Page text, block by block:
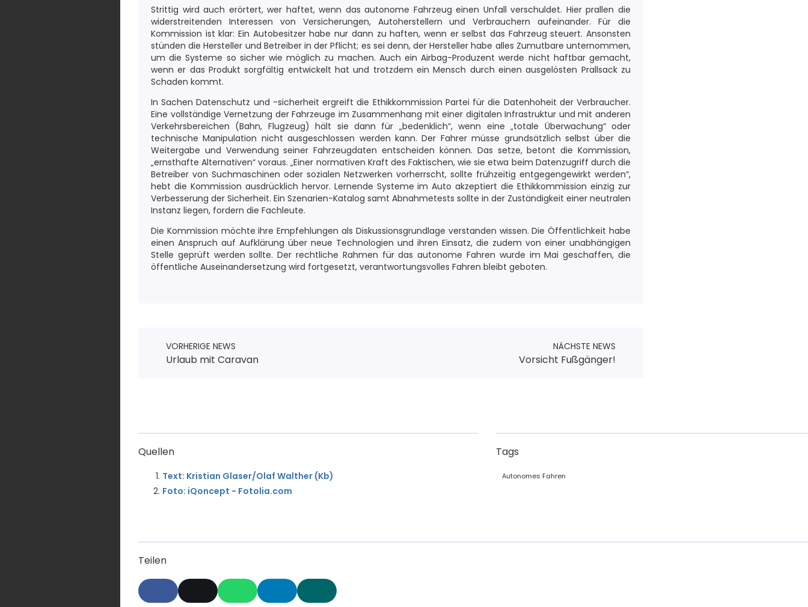
Strittig wird auch erörtert, wer haftet, wenn das autonome Fahrzeug einen Unfall verschuldet. Hier prallen die
widerstreitenden Interessen von Versicherungen, Autoherstellern und Verbrauchern aufeinander. Für die
Kommission ist klar: Ein Autobesitzer habe nur dann zu haften, wenn er selbst das Fahrzeug steuert. Ansonsten
stünden die Hersteller und Betreiber in der Pflicht; es sei denn, der Hersteller habe alles Zumutbare unternommen,
um die Systeme so sicher wie möglich zu machen. Auch ein Airbag-Produzent werde nicht haftbar gemacht,
wenn er das Produkt sorgfältig entwickelt hat und trotzdem ein Mensch durch einen ausgelösten Prallsack zu
Schaden kommt.
In Sachen Datenschutz und -sicherheit ergreift die Ethikkommission Partei für die Datenhoheit der Verbraucher.
Eine vollständige Vernetzung der Fahrzeuge im Zusammenhang mit einer digitalen Infrastruktur und mit anderen
Verkehrsbereichen (Bahn, Flugzeug) hält sie dann für „bedenklich“, wenn eine „totale Überwachung“ oder
technische Manipulation nicht ausgeschlossen werden kann. Der Fahrer müsse grundsätzlich selbst über die
Weitergabe und Verwendung seiner Fahrzeugdaten entscheiden können. Das setze, betont die Kommission,
„ernsthafte Alternativen“ voraus. „Einer normativen Kraft des Faktischen, wie sie etwa beim Datenzugriff durch die
Betreiber von Suchmaschinen oder sozialen Netzwerken vorherrscht, sollte frühzeitig entgegengewirkt werden“,
hebt die Kommission ausdrücklich hervor. Lernende Systeme im Auto akzeptiert die Ethikkommission einzig zur
Verbesserung der Sicherheit. Ein Szenarien-Katalog samt Abnahmetests sollte in der Zuständigkeit einer neutralen
Instanz liegen, fordern die Fachleute.
Die Kommission möchte ihre Empfehlungen als Diskussionsgrundlage verstanden wissen. Die Öffentlichkeit habe
einen Anspruch auf Aufklärung über neue Technologien und ihren Einsatz, die zudem von einer unabhängigen
Stelle geprüft werden sollte. Der rechtliche Rahmen für das autonome Fahren wurde im Mai geschaffen, die
öffentliche Auseinandersetzung wird fortgesetzt, verantwortungsvolles Fahren bleibt geboten.
VORHERIGE NEWS
Urlaub mit Caravan
NÄCHSTE NEWS
Vorsicht Fußgänger!
Quellen
Text: Kristian Glaser/Olaf Walther (Kb)
Foto: iQoncept - Fotolia.com
Tags
Autonomes Fahren
Teilen